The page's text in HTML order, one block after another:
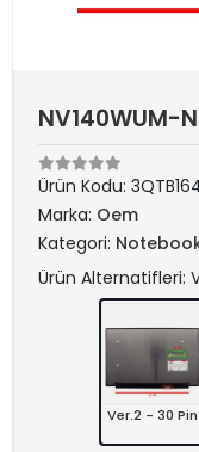
NV140WUM-
Ürün Kodu:
Marka: Oem
Kategori:
Ürün Alternatifleri:
Ver.2 - 30 Pin